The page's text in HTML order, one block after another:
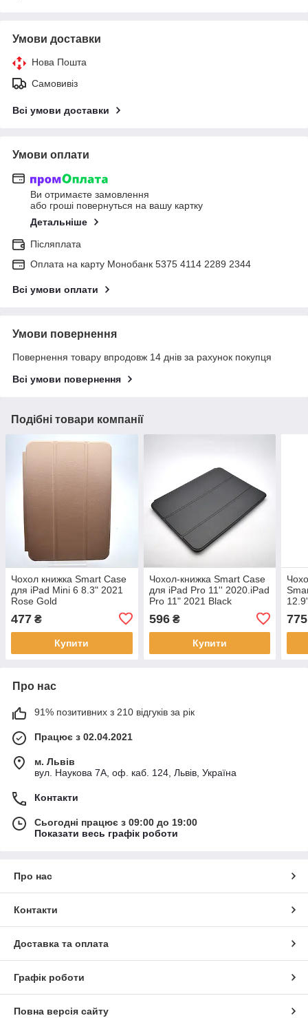
Умови доставки
Нова Пошта
Самовивіз
Всі умови доставки
Умови оплати
Ви отримаєте замовлення
або гроші повернуться на вашу картку
Детальніше
Післяплата
Оплата на карту Монобанк 5375 4114 2289 2344
Всі умови оплати
Умови повернення
Повернення товару впродовж 14 днів за рахунок покупця
Всі умови повернення
Подібні товари компанії
Чохол книжка Smart Case
для iPad Mini 6 8.3" 2021
Rose Gold
477 ₴
Купити
Чохол-книжка Smart Case
для iPad Pro 11'' 2020.iPad
Pro 11" 2021 Black
596₴
Купити
775
Про нас
91% позитивних з 210 відгуків за рік
Працює з 02.04.2021
м. Львів
вул. Наукова 7А, оф. каб. 124, Львів, Україна
Контакти
Сьогодні працює з 09:00 до 19:00
Показати весь графік роботи
Про нас
Контакти
Доставка та оплата
Графік роботи
Повна версія сайту